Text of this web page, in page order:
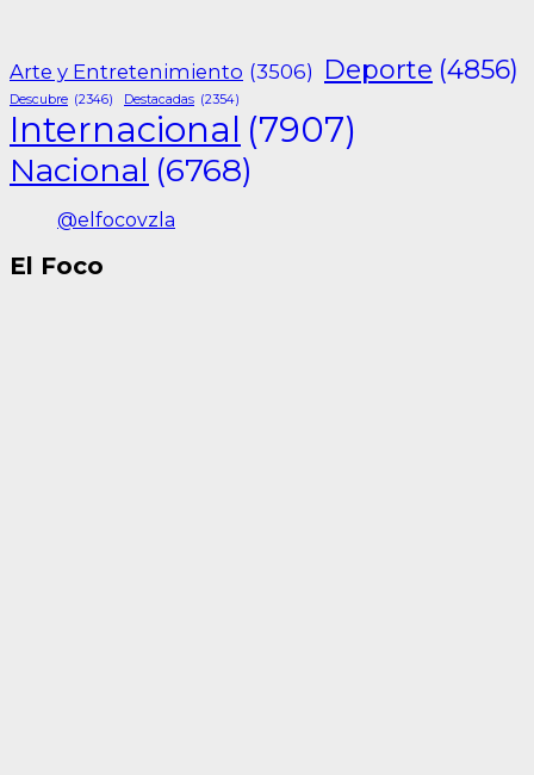
Arte y Entretenimiento (3506) Deporte (4856)
Descubre (2346) Destacadas (2354)
Internacional (7907)
Nacional (6768)
@elfocovzla
El Foco